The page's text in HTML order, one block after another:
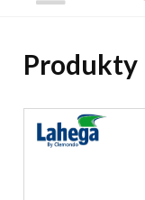
Produkty